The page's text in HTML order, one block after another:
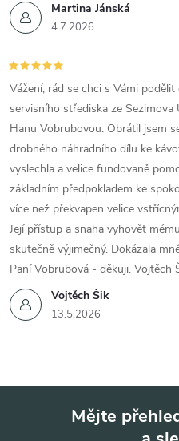
Martina Jánská
4.7.2026
Vojtěch Šik
13.5.2026
Vážení, rád se chci s Vámi
servisního střediska ze
Hanu Vobrubovou. Obrátil jsem
drobného náhradního dílu ke
vyslechla a velice fundovaně
základním předpokladem ke
více než překvapen velice
Její přístup a snaha vyhovět
skutečně výjimečný. Dokázala
Paní Vobrubová - děkuji. Vojtěch
Mějte